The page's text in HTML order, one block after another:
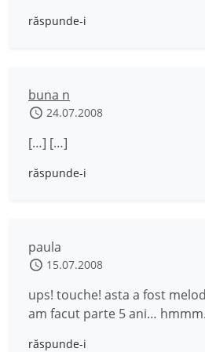
răspunde-i
buna n
24.07.2008
[…] […]
răspunde-i
paula
15.07.2008
ups! touche! asta a fost
am facut parte 5 ani…
răspunde-i